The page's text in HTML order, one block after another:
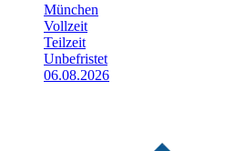
München
Vollzeit
Teilzeit
Unbefristet
06.08.2026